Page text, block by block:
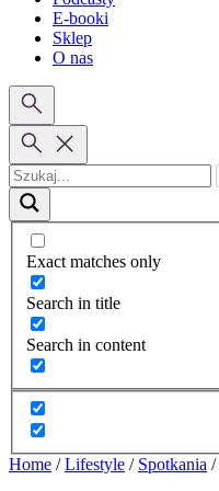
E-booki
Sklep
O nas
Exact matches only
Search in title
Search in content
Home / Lifestyle / Spotkania /